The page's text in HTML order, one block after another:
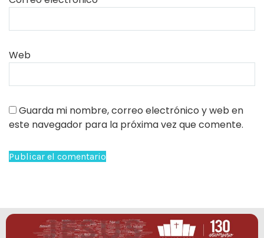
Web
Guarda mi nombre, correo electrónico y web en
este navegador para la próxima vez que comente.